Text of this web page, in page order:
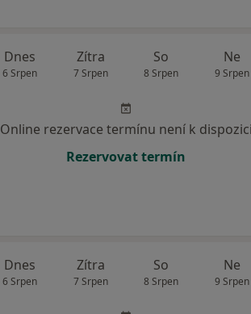
Dnes
6 Srpen
Zítra
7 Srpen
So
8 Srpen
Ne
9 Srpen
Online rezervace termínu není k dispozici
Rezervovat termín
Dnes
6 Srpen
Zítra
7 Srpen
So
8 Srpen
Ne
9 Srpen